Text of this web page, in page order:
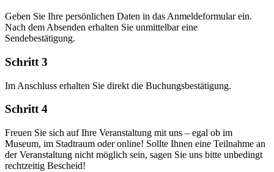
Geben Sie Ihre persönlichen Daten in das Anmeldeformular ein.
Nach dem Absenden erhalten Sie unmittelbar eine
Sendebestätigung.
Schritt 3
Im Anschluss erhalten Sie direkt die Buchungsbestätigung.
Schritt 4
Freuen Sie sich auf Ihre Veranstaltung mit uns – egal ob im
Museum, im Stadtraum oder online! Sollte Ihnen eine Teilnahme an
der Veranstaltung nicht möglich sein, sagen Sie uns bitte unbedingt
rechtzeitig Bescheid!